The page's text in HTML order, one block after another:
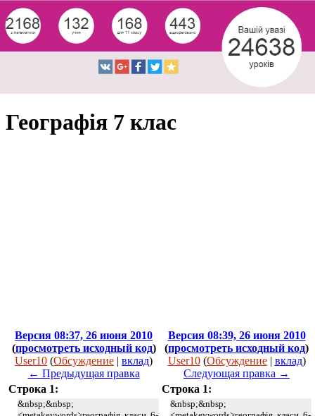
Географія 7 клас
Версия 08:37, 26 июня 2010
(просмотреть исходный код)
User10 (Обсуждение | вклад)
← Предыдущая правка
Версия 08:39, 26 июня 2010
(просмотреть исходный код)
User10 (Обсуждение| вклад)
Следующая правка →
Строка 1:
Строка 1:
&nbsp;&nbsp;
&nbsp;&nbsp;